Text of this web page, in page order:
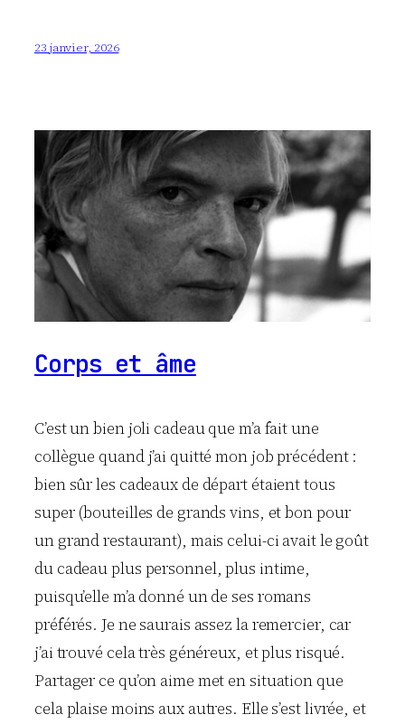
23 janvier, 2026
Corps et âme
C’est un bien joli cadeau que m’a fait une
collègue quand j’ai quitté mon job précédent :
bien sûr les cadeaux de départ étaient tous
super (bouteilles de grands vins, et bon pour
un grand restaurant), mais celui-ci avait le goût
du cadeau plus personnel, plus intime,
puisqu’elle m’a donné un de ses romans
préférés. Je ne saurais assez la remercier, car
j’ai trouvé cela très généreux, et plus risqué.
Partager ce qu’on aime met en situation que
cela plaise moins aux autres. Elle s’est livrée, et